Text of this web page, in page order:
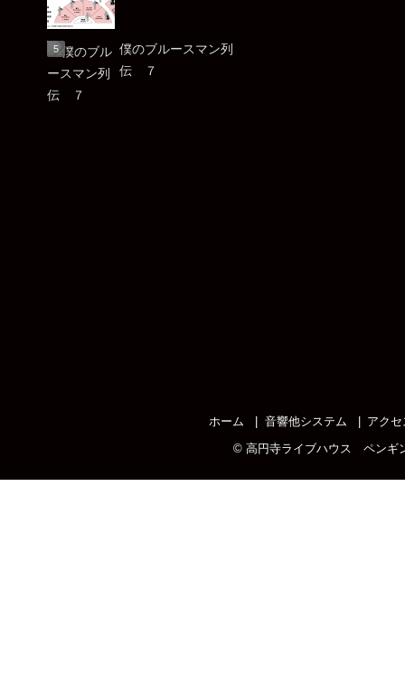
僕のブルースマン列
伝 ７
ホーム 音響他システム
アクセ
© 高円寺ライブハウス ペンギ